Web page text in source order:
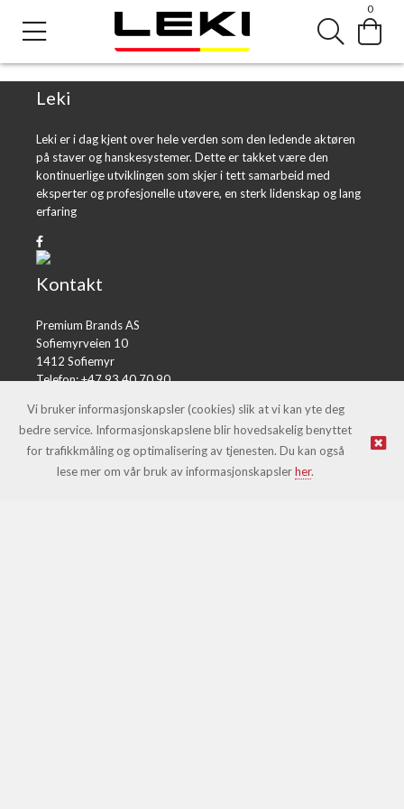
0
Error loading product page.
Object reference not set to an instance of an object.
Leki
Leki er i dag kjent over hele verden som den ledende aktøren
på staver og hanskesystemer. Dette er takket være den
kontinuerlige utviklingen som skjer i tett samarbeid med
eksperter og profesjonelle utøvere, en sterk lidenskap og lang
erfaring
Kontakt
Premium Brands AS
Sofiemyrveien 10
1412 Sofiemyr
Telefon: +47 93 40 70 90
© Leki |Nettbutikk levert av Kréatif
Vi bruker informasjonskapsler (cookies) slik at vi kan yte deg
bedre service. Informasjonskapslene blir hovedsakelig benyttet
for trafikkmåling og optimalisering av tjenesten. Du kan også
lese mer om vår bruk av informasjonskapslerher.